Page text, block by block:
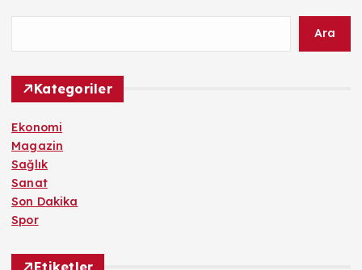
Ara
Kategoriler
Ekonomi
Magazin
Sağlık
Sanat
Son Dakika
Spor
Etiketler